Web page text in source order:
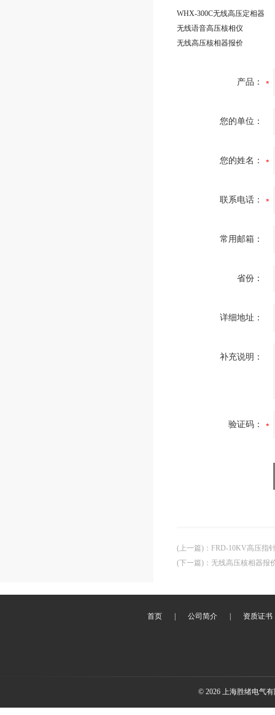
WHX-300C无线高压定相器
无线语音高压核相仪
无线高压核相器报价
产品：
您的单位：
您的姓名：
联系电话：
常用邮箱：
省份：
详细地址：
补充说明：
验证码：
(上一篇) ： FRD-10KV高压指
(下一篇) ： 无线高压核相器报
首页 公司简介 资质证书
© 2026 上海胜绪电气